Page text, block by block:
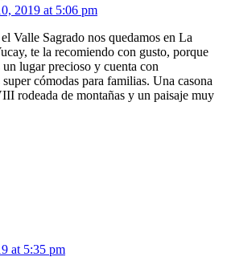
2019 at 5:06 pm
Valle Sagrado nos quedamos en La
te la recomiendo con gusto, porque
un lugar precioso y cuenta con
cómodas para familias. Una casona
rodeada de montañas y un paisaje muy
at 5:35 pm